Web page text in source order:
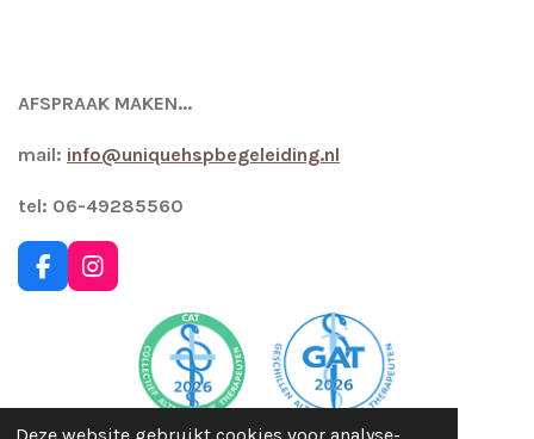
AFSPRAAK MAKEN...
mail: info@uniquehspbegeleiding.nl
tel: 06-49285560
F
a
o
I
n
r